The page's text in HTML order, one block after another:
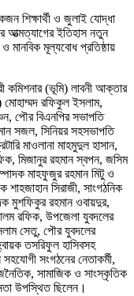
শিক্ষার্থী ও জুলাই যোদ্ধা
আত্মত্যাগের ইতিহাস নতুন
ও মানবিক মূল্যবোধ প্রতিষ্ঠায়
কমিশনার (ভূমি) লাবনী আক্তার
মোহাম্মদ রফিকুল ইসলাম,
পৌর বিএনপির সভাপতি
সজল, সিনিয়র সহসভাপতি
মাওলানা মাহমুদুল হাসান,
মিজানুর রহমান স্বপন, জসিম
মাহফুজুর রহমান মিটু ও
সিরাজী, সাংগঠনিক
মুশফিকুর রহমান ওবায়দুর,
রফিক, উপজেলা যুবদলের
সেতু, পৌর যুবদলের
তসরিফুল হাসিবসহ
সংগঠনের নেতাকর্মী,
সামাজিক ও সাংস্কৃতিক
উপস্থিত ছিলেন।